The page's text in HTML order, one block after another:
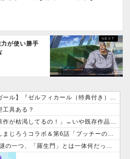
が使い勝手
【フレームアームズ・ガール】『ゼルフィカール（特典付き）』が予約開始です！
具ある？
アニメ業界「助けて！原作が枯渇してるの！」←いや既存作品の2期やったら良いよね？
『ウルトラマンテオ』しまじろうコラボ＆第6話「プッチーのお引っ越し」感想・実況まとめ
【画像】NARUTO三大謎の一つ、「羅生門」とは一体何だったのか！？